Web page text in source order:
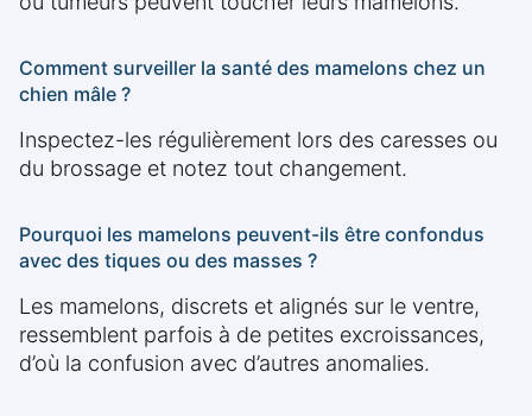
Comment surveiller la santé des mamelons chez un
chien mâle ?
Inspectez-les régulièrement lors des caresses ou
du brossage et notez tout changement.
Pourquoi les mamelons peuvent-ils être confondus
avec des tiques ou des masses ?
Les mamelons, discrets et alignés sur le ventre,
ressemblent parfois à de petites excroissances,
d’où la confusion avec d’autres anomalies.